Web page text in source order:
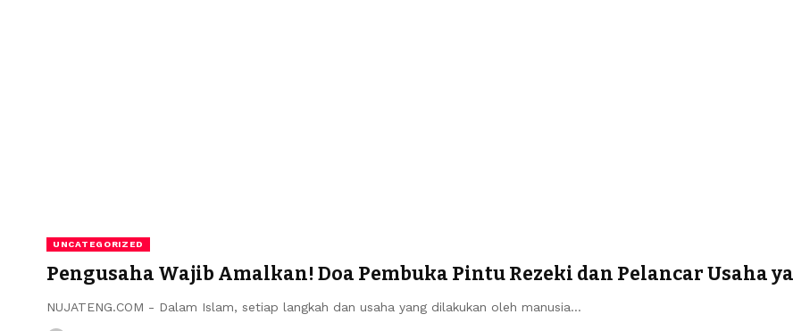
UNCATEGORIZED
Pengusaha Wajib Amalkan! Doa Pembuka Pintu Rezeki dan Pelancar Usaha
NUJATENG.COM - Dalam Islam, setiap langkah dan usaha yang dilakukan oleh manusia…